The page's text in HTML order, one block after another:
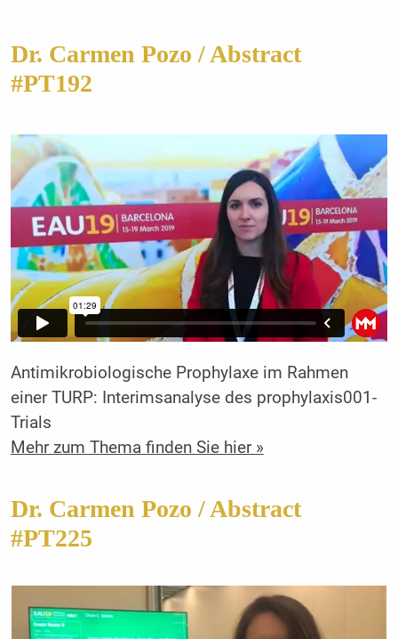
Dr. Carmen Pozo / Abstract
#PT192
Antimikrobiologische Prophylaxe im Rahmen
einer TURP: Interimsanalyse des prophylaxis001-
Trials
Mehr zum Thema finden Sie hier »
Dr. Carmen Pozo / Abstract
#PT225